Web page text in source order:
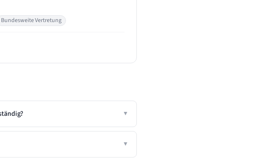
Bundesweite Vertretung
▼
▼